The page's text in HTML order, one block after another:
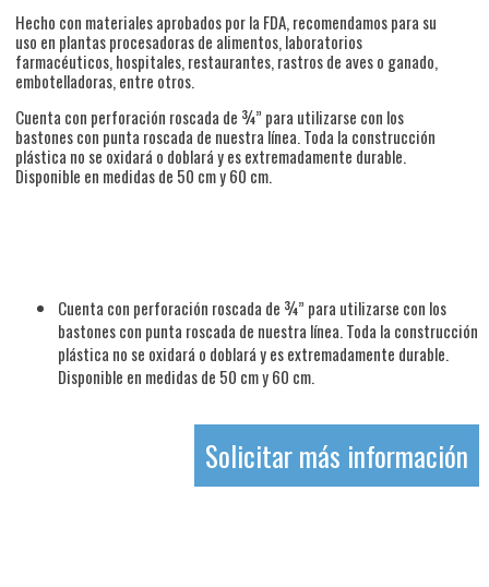
Hecho con materiales aprobados por la FDA, recomendamos para su
uso en plantas procesadoras de alimentos, laboratorios
farmacéuticos, hospitales, restaurantes, rastros de aves o ganado,
embotelladoras, entre otros.
Cuenta con perforación roscada de ¾” para utilizarse con los
bastones con punta roscada de nuestra línea. Toda la construcción
plástica no se oxidará o doblará y es extremadamente durable.
Disponible en medidas de 50 cm y 60 cm.
Cuenta con perforación roscada de ¾” para utilizarse con los
bastones con punta roscada de nuestra línea. Toda la construcción
plástica no se oxidará o doblará y es extremadamente durable.
Disponible en medidas de 50 cm y 60 cm.
Solicitar más información